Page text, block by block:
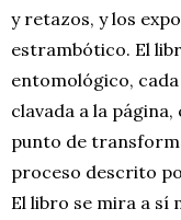
y retazos, y los
estrambótico. El
entomológico,
clavada a la
punto de
proceso descrito
El libro se mira a sí